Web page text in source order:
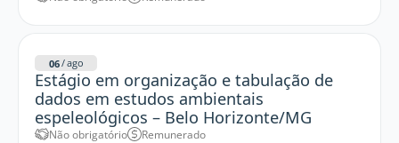
06/ago
Estágio em organização e tabulação de
dados em estudos ambientais
espeleológicos – Belo Horizonte/MG
Não obrigatório Remunerado